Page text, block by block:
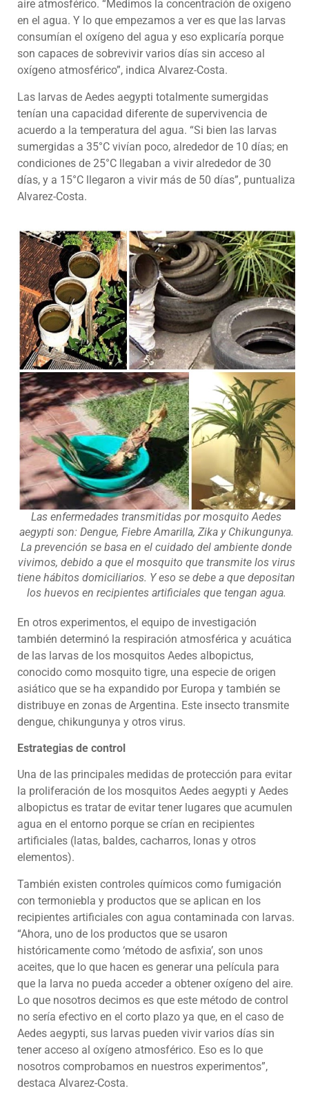
aire atmosférico. “Medimos la concentración de oxígeno
en el agua. Y lo que empezamos a ver es que las larvas
consumían el oxígeno del agua y eso explicaría porque
son capaces de sobrevivir varios días sin acceso al
oxígeno atmosférico”, indica Alvarez-Costa.
Las larvas de Aedes aegypti totalmente sumergidas
tenían una capacidad diferente de supervivencia de
acuerdo a la temperatura del agua. “Si bien las larvas
sumergidas a 35°C vivían poco, alrededor de 10 días; en
condiciones de 25°C llegaban a vivir alrededor de 30
días, y a 15°C llegaron a vivir más de 50 días”, puntualiza
Alvarez-Costa.
Las enfermedades transmitidas por mosquito Aedes
aegypti son: Dengue, Fiebre Amarilla, Zika y Chikungunya.
La prevención se basa en el cuidado del ambiente donde
vivimos, debido a que el mosquito que transmite los virus
tiene hábitos domiciliarios. Y eso se debe a que depositan
los huevos en recipientes artificiales que tengan agua.
En otros experimentos, el equipo de investigación
también determinó la respiración atmosférica y acuática
de las larvas de los mosquitos Aedes albopictus,
conocido como mosquito tigre, una especie de origen
asiático que se ha expandido por Europa y también se
distribuye en zonas de Argentina. Este insecto transmite
dengue, chikungunya y otros virus.
Estrategias de control
Una de las principales medidas de protección para evitar
la proliferación de los mosquitos Aedes aegypti y Aedes
albopictus es tratar de evitar tener lugares que acumulen
agua en el entorno porque se crían en recipientes
artificiales (latas, baldes, cacharros, lonas y otros
elementos).
También existen controles químicos como fumigación
con termoniebla y productos que se aplican en los
recipientes artificiales con agua contaminada con larvas.
“Ahora, uno de los productos que se usaron
históricamente como ‘método de asfixia’, son unos
aceites, que lo que hacen es generar una película para
que la larva no pueda acceder a obtener oxígeno del aire.
Lo que nosotros decimos es que este método de control
no sería efectivo en el corto plazo ya que, en el caso de
Aedes aegypti, sus larvas pueden vivir varios días sin
tener acceso al oxígeno atmosférico. Eso es lo que
nosotros comprobamos en nuestros experimentos”,
destaca Alvarez-Costa.